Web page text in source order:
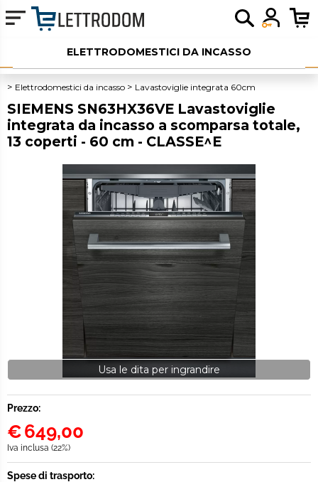
ELETTRODOMESTICI DA INCASSO
ELETTRODOMESTICI LIBERA INSTALLAZIONE
PICCOLI ELETTRODOMESTICI
AUDIO
SERVIZI AGGIUNTIVI
OUTLET
Elettrodomestici da incasso Lavastoviglie integrata 60cm
SIEMENS SN63HX36VE Lavastoviglie
integrata da incasso a scomparsa totale,
13 coperti - 60 cm - CLASSE^E
Usa le dita per ingrandire
Prezzo:
€649,00
Iva inclusa (22%)
Spese di trasporto: